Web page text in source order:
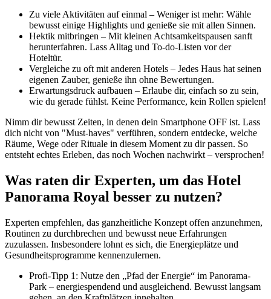
Zu viele Aktivitäten auf einmal – Weniger ist mehr: Wähle
bewusst einige Highlights und genieße sie mit allen Sinnen.
Hektik mitbringen – Mit kleinen Achtsamkeitspausen sanft
herunterfahren. Lass Alltag und To-do-Listen vor der
Hoteltür.
Vergleiche zu oft mit anderen Hotels – Jedes Haus hat seinen
eigenen Zauber, genieße ihn ohne Bewertungen.
Erwartungsdruck aufbauen – Erlaube dir, einfach so zu sein,
wie du gerade fühlst. Keine Performance, kein Rollen spielen!
Nimm dir bewusst Zeiten, in denen dein Smartphone OFF ist. Lass
dich nicht von "Must-haves" verführen, sondern entdecke, welche
Räume, Wege oder Rituale in diesem Moment zu dir passen. So
entsteht echtes Erleben, das noch Wochen nachwirkt – versprochen!
Was raten dir Experten, um das Hotel
Panorama Royal besser zu nutzen?
Experten empfehlen, das ganzheitliche Konzept offen anzunehmen,
Routinen zu durchbrechen und bewusst neue Erfahrungen
zuzulassen. Insbesondere lohnt es sich, die Energieplätze und
Gesundheitsprogramme kennenzulernen.
Profi-Tipp 1: Nutze den „Pfad der Energie“ im Panorama-
Park – energiespendend und ausgleichend. Bewusst langsam